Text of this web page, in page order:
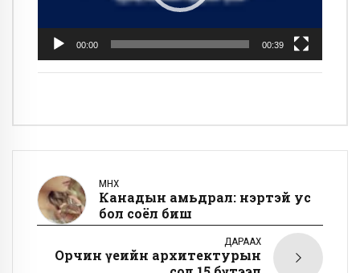
00:00 00:39
ӨМНӨХ
Канадын амьдрал: Үнэртэй ус
бол соёл биш
ДАРААХ
Орчин үеийн архитектурын